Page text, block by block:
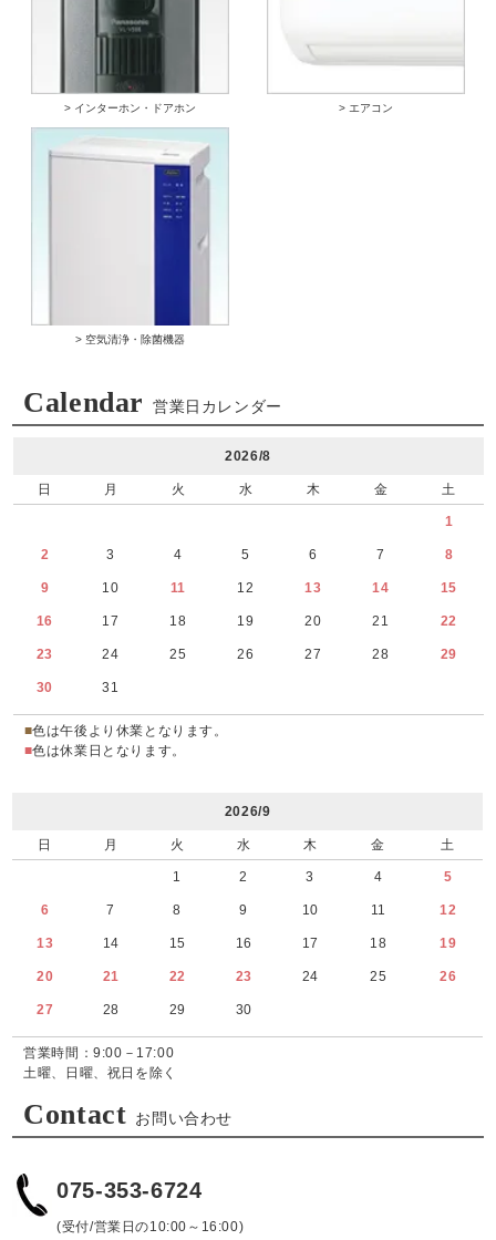
> インターホン・ドアホン > エアコン
> 空気清浄・除菌機器
Calendar 営業日カレンダー
2026/8
日 月 火 水 木 金 土
1
2 3 4 5 6 7 8
9 10 11 12 13 14 15
16 17 18 19 20 21 22
23 24 25 26 27 28 29
30 31
■色は午後より休業となります。
■色は休業日となります。
2026/9
日 月 火 水 木 金 土
1 2 3 4 5
6 7 8 9 10 11 12
13 14 15 16 17 18 19
20 21 22 23 24 25 26
27 28 29 30
営業時間：9:00－17:00
土曜、日曜、祝日を除く
Contact お問い合わせ
075-353-6724
(受付/営業日の10:00～16:00)